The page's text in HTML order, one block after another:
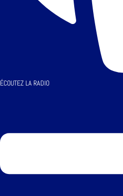
ÉCOUTEZ LA RADIO